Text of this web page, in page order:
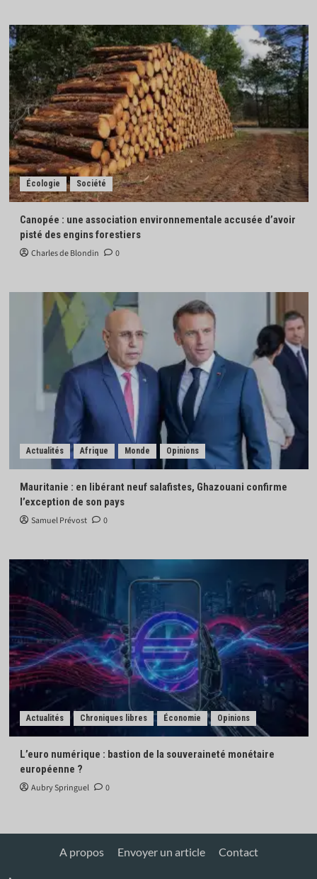
Écologie Société
Canopée : une association environnementale accusée d’avoir
pisté des engins forestiers
Charles de Blondin 0
Actualités Afrique Monde Opinions
Mauritanie : en libérant neuf salafistes, Ghazouani confirme
l’exception de son pays
Samuel Prévost 0
Actualités Chroniques libres Économie Opinions
L’euro numérique : bastion de la souveraineté monétaire
européenne ?
Aubry Springuel 0
A propos Envoyer un article Contact